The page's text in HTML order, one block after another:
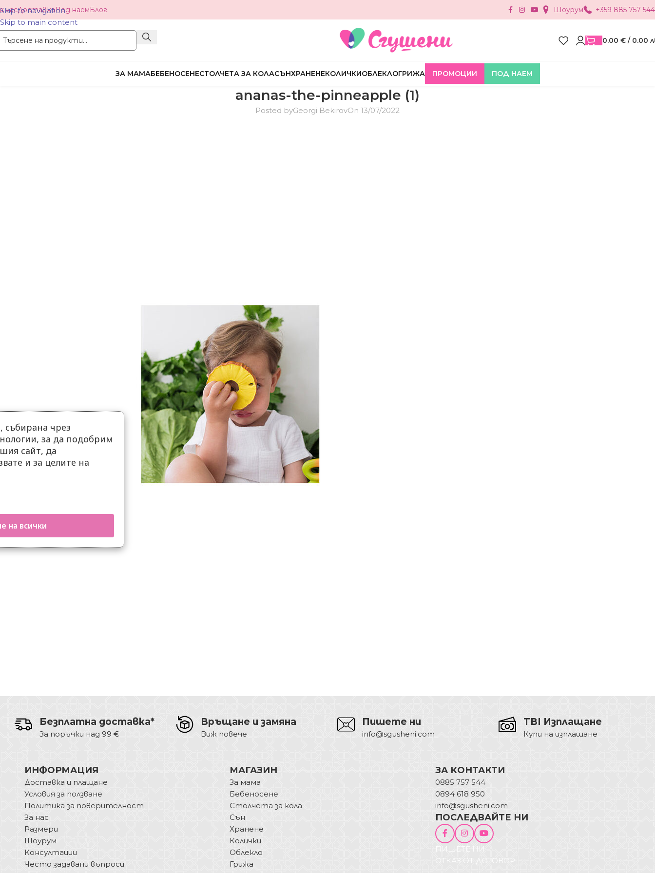
Skip to navigation
Skip to main content
насДоставкаПод наемБлог Шоурум +359 885 757 544
0.00 € / 0.00
ЗА МАМАБЕБЕНОСЕНЕСТОЛЧЕТА ЗА КОЛАСЪНХРАНЕНЕКОЛИЧКИОБЛЕКЛОГРИЖА ПРОМОЦИИ ПОД НАЕМ
ananas-the-pinneapple (1)
Posted byGeorgi BekirovOn 13/07/2022
Безплатна доставка*
За поръчки над 99 €
Връщане и замяна
Виж повече
Пишете ни
info@sgusheni.com
TBI Изплащане
Купи на изплащане
ИНФОРМАЦИЯ
Доставка и плащане
Условия за ползване
Политика за поверителност
За нас
Размери
Шоурум
Консултации
Често задавани въпроси
МАГАЗИН
За мама
Бебеносене
Столчета за кола
Сън
Хранене
Колички
Облекло
Грижа
ЗА КОНТАКТИ
0885 757 544
0894 618 950
info@sgusheni.com
ПОСЛЕДВАЙТЕ НИ
чрез
за да подобрим
сайт, да
и за целите на
на всички